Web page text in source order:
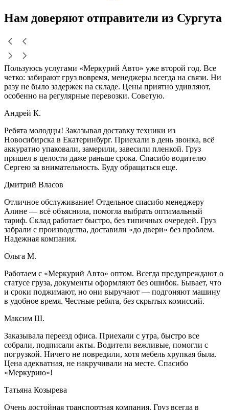
Нам доверяют отправители из Сургута
Пользуюсь услугами «Меркурий Авто» уже второй год. Все
четко: забирают груз вовремя, менеджеры всегда на связи. Ни
разу не было задержек на складе. Цены приятно удивляют,
особенно на регулярные перевозки. Советую.
Андрей К.
Ребята молодцы! Заказывал доставку техники из
Новосибирска в Екатеринбург. Приехали в день звонка, всё
аккуратно упаковали, замерили, завесили пленкой. Груз
пришел в целости даже раньше срока. Спасибо водителю
Сергею за внимательность. Буду обращаться еще.
Дмитрий Власов
Отличное обслуживание! Отдельное спасибо менеджеру
Алине — всё объяснила, помогла выбрать оптимальный
тариф. Склад работает быстро, без типичных очередей. Груз
забрали с производства, доставили «до двери» без проблем.
Надежная компания.
Ольга М.
Работаем с «Меркурий Авто» оптом. Всегда предупреждают о
статусе груза, документы оформляют без ошибок. Бывает, что
и сроки поджимают, но они выручают — подгоняют машину
в удобное время. Честные ребята, без скрытых комиссий.
Максим Ш.
Заказывала переезд офиса. Приехали с утра, быстро все
собрали, подписали акты. Водители вежливые, помогли с
погрузкой. Ничего не повредили, хотя мебель хрупкая была.
Цена адекватная, не накручивали на месте. Спасибо
«Меркурию»!
Татьяна Козырева
Очень достойная транспортная компания. Груз всегда в